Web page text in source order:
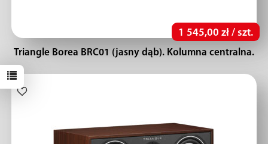
1 545,00 zł / szt.
Triangle Borea BRC01 (jasny dąb). Kolumna centralna.